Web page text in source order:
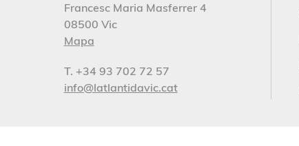
Francesc Maria Masferrer 4
08500 Vic
Mapa
T. +34 93 702 72 57
info@latlantidavic.cat